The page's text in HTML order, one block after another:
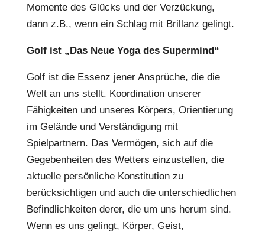
Momente des Glücks und der Verzückung,
dann z.B., wenn ein Schlag mit Brillanz gelingt.
Golf ist „Das Neue Yoga des Supermind“
Golf ist die Essenz jener Ansprüche, die die
Welt an uns stellt. Koordination unserer
Fähigkeiten und unseres Körpers, Orientierung
im Gelände und Verständigung mit
Spielpartnern. Das Vermögen, sich auf die
Gegebenheiten des Wetters einzustellen, die
aktuelle persönliche Konstitution zu
berücksichtigen und auch die unterschiedlichen
Befindlichkeiten derer, die um uns herum sind.
Wenn es uns gelingt, Körper, Geist,